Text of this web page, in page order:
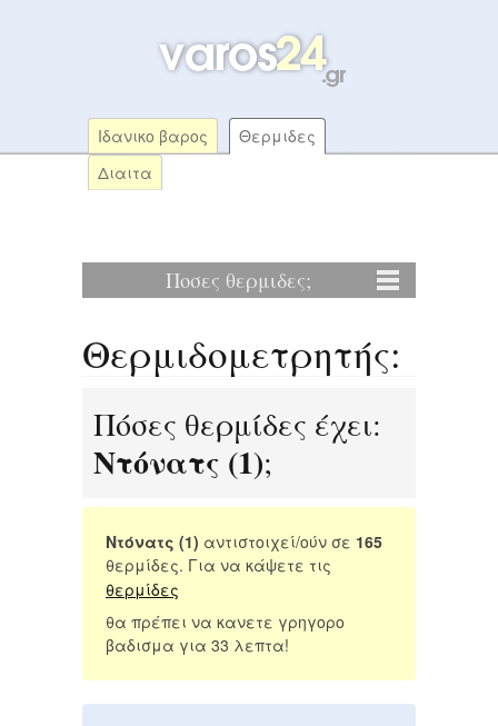
Ιδανικο βαρος
Θερμιδες
Διαιτα
Ποσες θερμιδες;
Θερμιδομετρητής:
Πόσες θερμίδες έχει:
Ντόνατς (1);
Ντόνατς (1) αντιστοιχεί/ούν σε 165
θερμίδες. Για να κάψετε τις
θερμίδες
θα πρέπει να κανετε γρηγορο
βαδισμα για 33 λεπτα!